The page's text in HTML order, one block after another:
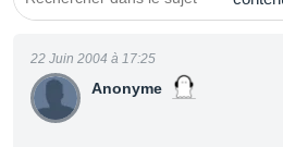
Anonyme
22 Juin 2004 à 17:25